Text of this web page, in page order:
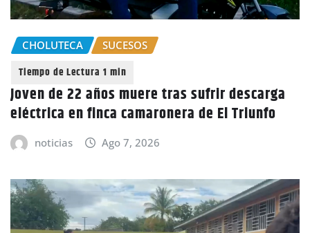
CHOLUTECA SUCESOS
Joven de 22 años muere tras sufrir descarga
eléctrica en finca camaronera de El Triunfo
noticias Ago 7, 2026